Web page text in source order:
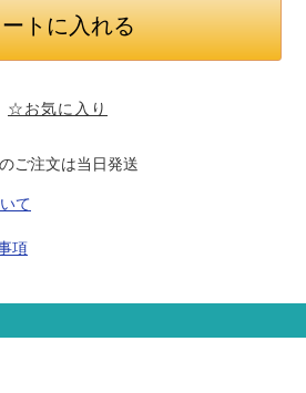
ン
車両リスト
☆お気に入り
ご注文は当日発送
て
項